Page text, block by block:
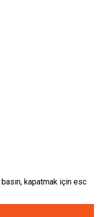
kapatmak için esc